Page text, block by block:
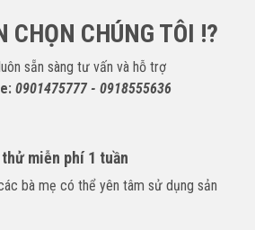
CHỌN CHÚNG TÔI !?
sẵn sàng tư vấn và hỗ trợ
0901475777 - 0918555636
miễn phí 1 tuần
bà mẹ có thể yên tâm sử dụng sản